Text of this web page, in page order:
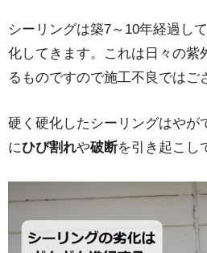
シーリングは築7～10年経過し
化してきます。これは日々の紫
るものですので施工不良ではご
硬く硬化したシーリングはやが
にひび割れや破断を引き起こし